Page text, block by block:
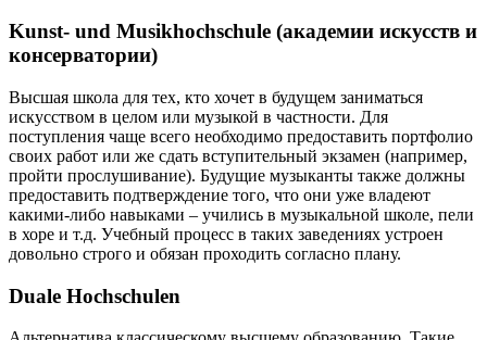
Kunst- und Musikhochschule (академии искусств и
консерватории)
Высшая школа для тех, кто хочет в будущем заниматься
искусством в целом или музыкой в частности. Для
поступления чаще всего необходимо предоставить портфолио
своих работ или же сдать вступительный экзамен (например,
пройти прослушивание). Будущие музыканты также должны
предоставить подтверждение того, что они уже владеют
какими-либо навыками – учились в музыкальной школе, пели
в хоре и т.д. Учебный процесс в таких заведениях устроен
довольно строго и обязан проходить согласно плану.
Duale Hochschulen